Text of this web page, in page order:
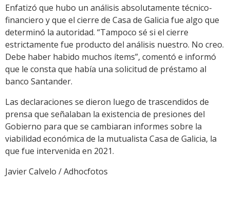
Enfatizó que hubo un análisis absolutamente técnico-
financiero y que el cierre de Casa de Galicia fue algo que
determinó la autoridad. “Tampoco sé si el cierre
estrictamente fue producto del análisis nuestro. No creo.
Debe haber habido muchos ítems”, comentó e informó
que le consta que había una solicitud de préstamo al
banco Santander.
Las declaraciones se dieron luego de trascendidos de
prensa que señalaban la existencia de presiones del
Gobierno para que se cambiaran informes sobre la
viabilidad económica de la mutualista Casa de Galicia, la
que fue intervenida en 2021.
Javier Calvelo / Adhocfotos